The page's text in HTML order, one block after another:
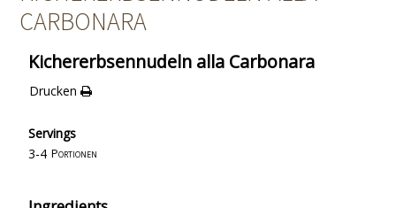
CARBONARA
Kichererbsennudeln alla Carbonara
Drucken
Servings
3-4 Portionen